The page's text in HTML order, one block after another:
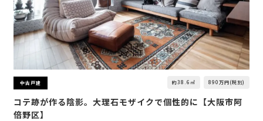
中古戸建 約38.6㎡ 890万円(税別)
コテ跡が作る陰影。大理石モザイクで個性的に【大阪市阿
倍野区】